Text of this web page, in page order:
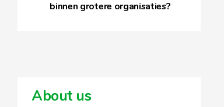
binnen grotere organisaties?
About us